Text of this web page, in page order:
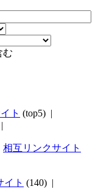
む
ト (top5) |
|
相互リンクサイト
イト (140) |